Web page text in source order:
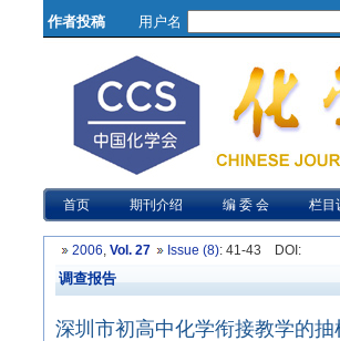
作者投稿 用户名
首页 期刊介绍 编 委 会 栏目
2006, Vol. 27 Issue (8): 41-43 DOI :
调查报告
深圳市初高中化学衔接教学的抽